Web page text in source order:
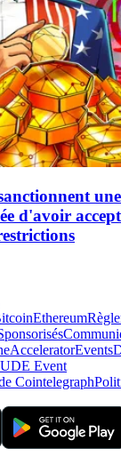
d'avoir
Ethereum
AcceleratorEvents
Event
Cointelegraph